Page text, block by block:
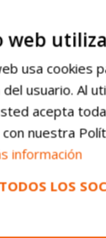
web
usa cookies
usuario. Al
acepta
nuestra
información
LOS